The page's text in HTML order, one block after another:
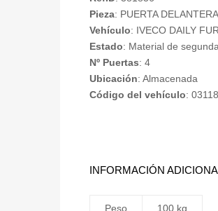
Pieza: PUERTA
Vehículo: IVECO DAILY
Estado: Material de
Nº Puertas: 4
Ubicación: Almacenada
Código del vehículo: 03118
INFORMACIÓN
Peso 100 kg